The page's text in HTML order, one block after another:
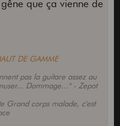
que ça vienne de
DE GAMME
pas la guitare assez au
Dommage..." - Zepot
Grand corps malade, c'est